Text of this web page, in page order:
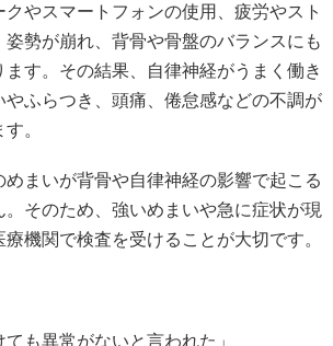
やスマートフォンの使用、疲労やスト
姿勢が崩れ、背骨や骨盤のバランスにも
す。その結果、自律神経がうまく働き
やふらつき、頭痛、倦怠感などの不調が
。
めまいが背骨や自律神経の影響で起こる
。そのため、強いめまいや急に症状が現
機関で検査を受けることが大切です。
ても異常がないと言われた」